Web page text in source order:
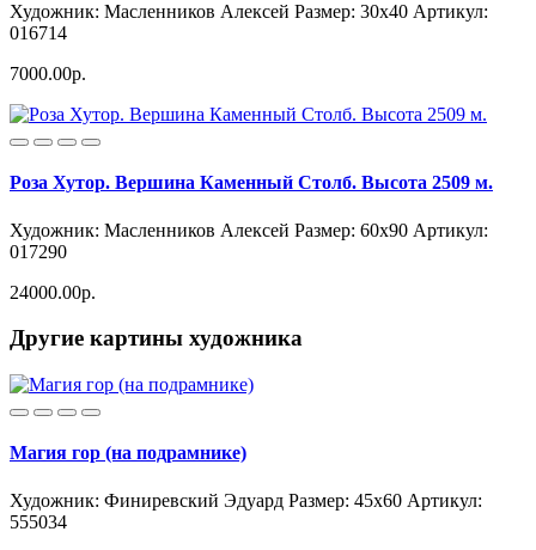
Художник: Масленников Алексей Размер: 30x40 Артикул:
016714
7000.00р.
Роза Хутор. Вершина Каменный Столб. Высота 2509 м.
Художник: Масленников Алексей Размер: 60x90 Артикул:
017290
24000.00р.
Другие картины художника
Магия гор (на подрамнике)
Художник: Финиревский Эдуард Размер: 45x60 Артикул:
555034